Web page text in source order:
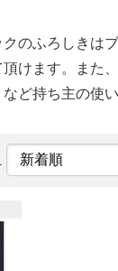
のふろしきは
けます。また
ど持ち主の使